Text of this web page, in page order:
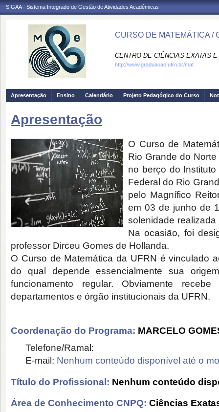
SIGAA - Sistema Integrado de Gestão de Atividades Acadêmicas
CURSO DE MATEMÁTICA /
CENTRO DE CIÊNCIAS EXATAS
http://www.graduacao.ufrn.br/mat
Apresentação Ensino Calendário Projeto Pedagógico do Curso
Apresentação
O Curso de
Rio Grande do
no berço do
Federal do Rio
pelo Magnífico
em 03 de junho de
solenidade
Na ocasião, foi
professor Dirceu Gomes de Hollanda.
O Curso de Matemática da UFRN é vinculado
do qual depende essencialmente sua
funcionamento regular. Obviamente
departamentos e órgão institucionais da UFRN.
Coordenação do Programa: MARCELO
Telefone/Ramal:
E-mail: Nenhum conteúdo disponível até o
Título do Profissional: Nenhum conteúdo
Área de Conhecimento CNPQ: Ciências